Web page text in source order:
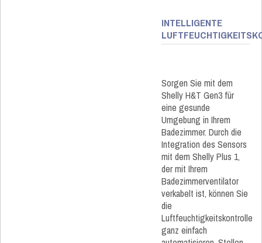
INTELLIGENTE
Sorgen Sie mit dem
Shelly H&T Gen3 für
eine gesunde
Umgebung in Ihrem
Badezimmer. Durch die
Integration des Sensors
mit dem Shelly Plus 1,
der mit Ihrem
Badezimmerventilator
verkabelt ist, können Sie
die
Luftfeuchtigkeitskontrolle
ganz einfach